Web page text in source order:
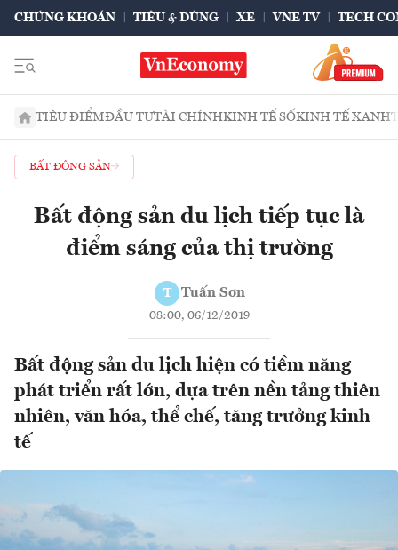
CHỨNG KHOÁN TIÊU & DÙNG XE VNE TV TECH
TIÊU ĐIỂMĐẦU TƯTÀI CHÍNHKINH TẾ SỐKINH TẾ XANH
BẤT ĐỘNG SẢN
Bất động sản du lịch tiếp tục là
điểm sáng của thị trường
T Tuấn Sơn
08:00, 06/12/2019
Bất động sản du lịch hiện có tiềm năng
phát triển rất lớn, dựa trên nền tảng thiên
nhiên, văn hóa, thể chế, tăng trưởng kinh
tế